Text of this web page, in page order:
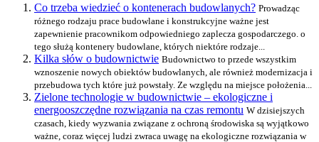
Co trzeba wiedzieć o kontenerach budowlanych? Prowadząc
różnego rodzaju prace budowlane i konstrukcyjne ważne jest
zapewnienie pracownikom odpowiedniego zaplecza gospodarczego. o
tego służą kontenery budowlane, których niektóre rodzaje...
Kilka słów o budownictwie Budownictwo to przede wszystkim
wznoszenie nowych obiektów budowlanych, ale również modernizacja i
przebudowa tych które już powstały. Ze względu na miejsce położenia...
Zielone technologie w budownictwie – ekologiczne i
energooszczędne rozwiązania na czas remontu W dzisiejszych
czasach, kiedy wyzwania związane z ochroną środowiska są wyjątkowo
ważne, coraz więcej ludzi zwraca uwagę na ekologiczne rozwiązania w